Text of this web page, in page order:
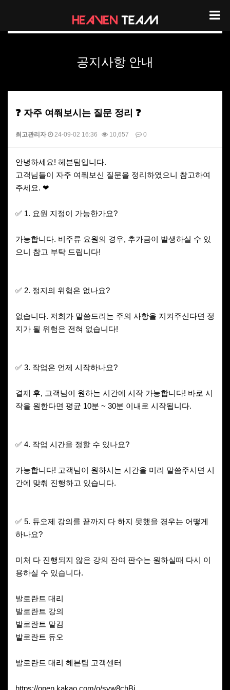
헤븐팀 공지사항 안내
공지사항 안내
❓ 자주 여쭤보시는 질문 정리 ❓
최고관리자 24-09-02 16:36 10,657 0
본문
안녕하세요! 헤븐팀입니다.
고객님들이 자주 여쭤보신 질문을 정리하였으니 참고하여
주세요. ❤
✅ 1. 요원 지정이 가능한가요?
가능합니다. 비주류 요원의 경우, 추가금이 발생하실 수 있
으니 참고 부탁 드립니다!
✅ 2. 정지의 위험은 없나요?
없습니다. 저희가 말씀드리는 주의 사항을 지켜주신다면 정
지가 될 위험은 전혀 없습니다!
✅ 3. 작업은 언제 시작하나요?
결제 후, 고객님이 원하는 시간에 시작 가능합니다! 바로 시
작을 원한다면 평균 10분 ~ 30분 이내로 시작됩니다.
✅ 4. 작업 시간을 정할 수 있나요?
가능합니다! 고객님이 원하시는 시간을 미리 말씀주시면 시
간에 맞춰 진행하고 있습니다.
✅ 5. 듀오제 강의를 끝까지 다 하지 못했을 경우는 어떻게
하나요?
미처 다 진행되지 않은 강의 잔여 판수는 원하실때 다시 이
용하실 수 있습니다.
발로란트 대리
발로란트 강의
발로란트 맡김
발로란트 듀오
발로란트 대리 헤븐팀 고객센터
https://open.kakao.com/o/svw8chBi